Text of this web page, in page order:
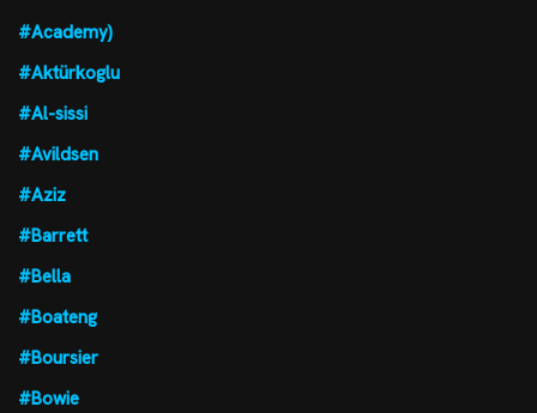
#Academy)
#Aktürkoglu
#Al-sissi
#Avildsen
#Aziz
#Barrett
#Bella
#Boateng
#Boursier
#Bowie